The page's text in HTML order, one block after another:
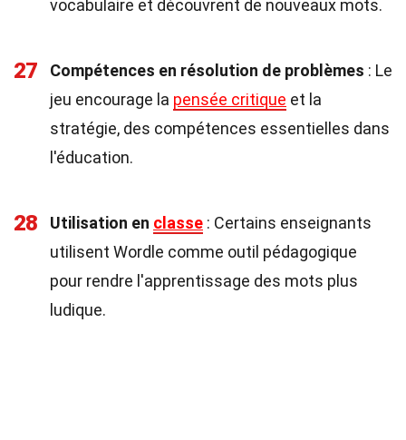
vocabulaire et découvrent de nouveaux mots.
27 Compétences en résolution de problèmes : Le
jeu encourage la pensée critique et la
stratégie, des compétences essentielles dans
l'éducation.
28 Utilisation en classe : Certains enseignants
utilisent Wordle comme outil pédagogique
pour rendre l'apprentissage des mots plus
ludique.